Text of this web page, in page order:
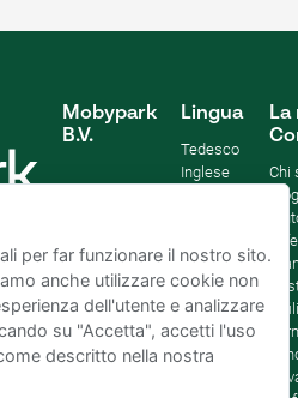
Mobypark
B.V.
Lingua
Tedesco
Inglese
Olandese
La
Chi
Blog
per far funzionare il nostro sito.
anche utilizzare cookie non
dell'utente e analizzare
su "Accetta", accetti l'uso
descritto nella nostra